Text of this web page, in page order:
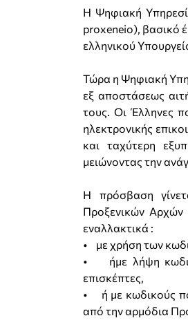
Η Ψηφιακή
proxeneio), βασικό
ελληνικού
Τώρα η Ψηφιακή
εξ αποστάσεως
τους. Οι Έλληνες
ηλεκτρονικής
και ταχύτερη
μειώνοντας την
Η πρόσβαση
Προξενικών Αρχών
εναλλακτικά :
• µε χρήση των
• ήµε λήψη
επισκέπτες,
• ή µε κωδικούς
από την αρμόδια